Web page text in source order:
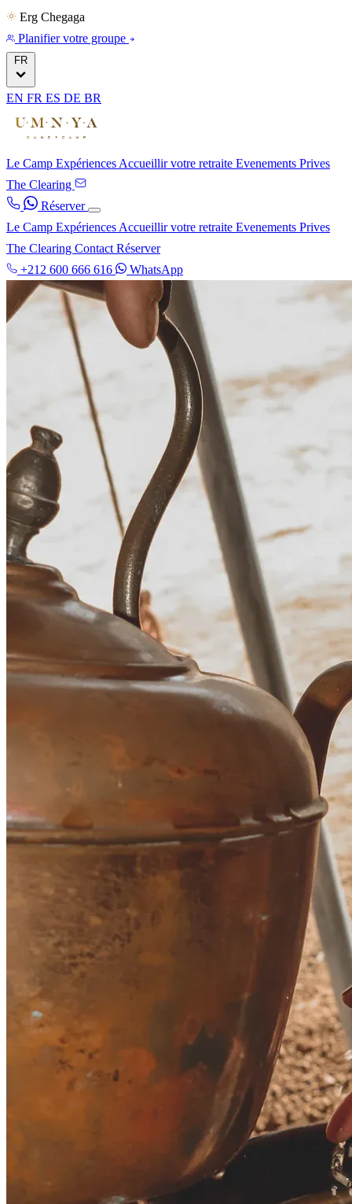
Erg Chegaga
Planifier votre groupe
FR
EN FR ES DE BR
Le Camp Expériences Accueillir votre retraite Evenements Prives
The Clearing
Réserver
Le Camp Expériences Accueillir votre retraite Evenements Prives
The Clearing Contact Réserver
+212 600 666 616
WhatsApp